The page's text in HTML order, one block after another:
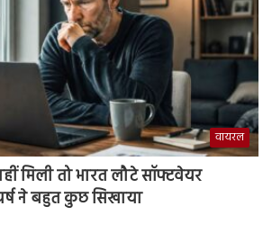
वायरल
मिली तो भारत लौटे सॉफ्टवेयर
ने बहुत कुछ सिखाया